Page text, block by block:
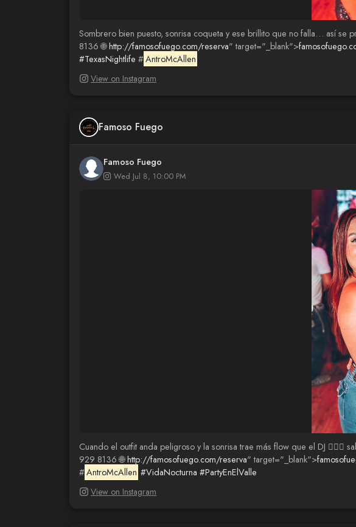
Sombrero bien puesto, sonrisa coqueta y ese brillito que no falla… así se
8136 🌐http://famosofuego.com/reserva" target="_blank">
#TexasNightlife #AntroMcAllen
View on Instagram
Famoso Fuego
Famoso Fuego
Wed Jul 8, 10:00 PM
Cuando el outfit anda peligroso y la sonrisa trae más flow que el DJ
929 8136 🌐http://famosofuego.com/reserva" target="_blank">
#AntroMcAllen #VidaNocturna #PartyEnElValle
View on Instagram